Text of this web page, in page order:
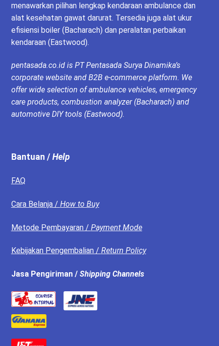
menawarkan pilihan lengkap kendaraan ambulance dan
alat kesehatan gawat darurat. Tersedia juga alat ukur
efisiensi boiler (Bacharach) dan peralatan perbaikan
kendaraan (Eastwood).
pentasada.co.id is PT Pentasada Surya Dinamika’s
corporate website and B2B e-commerce platform. We
offer wide selection of ambulance vehicles, emergency
care products, combustion analyzer (Bacharach) and
automotive DIY tools (Eastwood).
Bantuan /Help
FAQ
Cara Belanja / How to Buy
Metode Pembayaran / Payment Mode
Kebijakan Pengembalian / Return Policy
Jasa Pengiriman / Shipping Channels